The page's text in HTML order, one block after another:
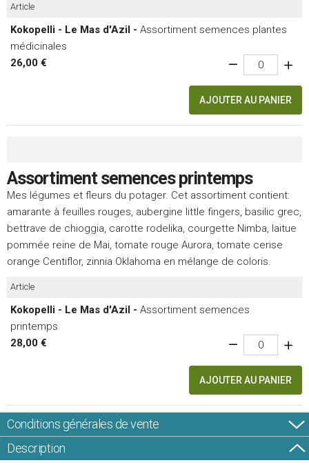
Article
Kokopelli - Le Mas d'Azil - Assortiment semences plantes
médicinales
26,00 €
AJOUTER AU PANIER
Assortiment semences printemps
Mes légumes et fleurs du potager. Cet assortiment contient:
amarante à feuilles rouges, aubergine little fingers, basilic grec,
bettrave de chioggia, carotte rodelika, courgette Nimba, laitue
pommée reine de Mai, tomate rouge Aurora, tomate cerise
orange Centiflor, zinnia Oklahoma en mélange de coloris.
Article
Kokopelli - Le Mas d'Azil - Assortiment semences
printemps
28,00 €
AJOUTER AU PANIER
Conditions générales de vente
Description